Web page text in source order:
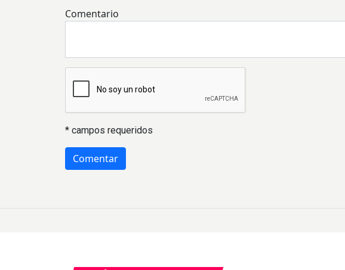
Comentario
* campos requeridos